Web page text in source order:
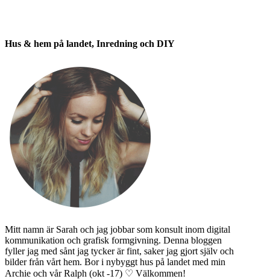
Hus & hem på landet, Inredning och DIY
Mitt namn är Sarah och jag jobbar som konsult inom digital
kommunikation och grafisk formgivning. Denna bloggen
fyller jag med sånt jag tycker är fint, saker jag gjort själv och
bilder från vårt hem. Bor i nybyggt hus på landet med min
Archie och vår Ralph (okt -17) ♡ Välkommen!